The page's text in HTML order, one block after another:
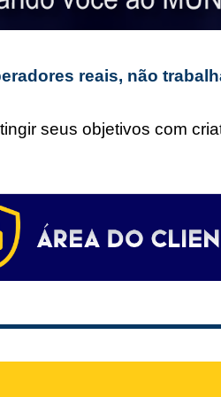
reais, não
seus objetivos com